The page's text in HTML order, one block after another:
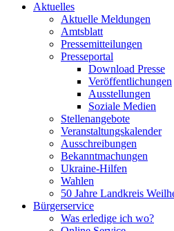
Aktuelles
Aktuelle Meldungen
Amtsblatt
Pressemitteilungen
Presseportal
Download Presse
Veröffentlichungen
Ausstellungen
Soziale Medien
Stellenangebote
Veranstaltungskalender
Ausschreibungen
Bekanntmachungen
Ukraine-Hilfen
Wahlen
50 Jahre Landkreis
Bürgerservice
Was erledige ich wo?